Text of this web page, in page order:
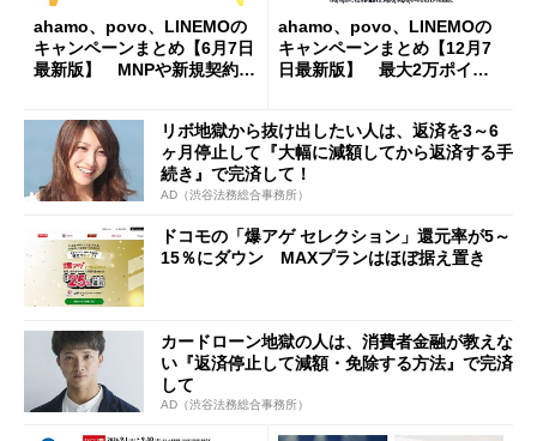
ahamo、povo、LINEMOの
キャンペーンまとめ【6月7日
最新版】 MNPや新規契約で
ahamo、povo、LINEMOの
キャンペーンまとめ【12月7
日最新版】 最大2万ポイン
リボ地獄から抜け出したい人は、返済を3～6
ヶ月停止して『大幅に減額してから返済する手
続き』で完済して！
AD（渋谷法務総合事務所）
ドコモの「爆アゲ セレクション」還元率が5～
15％にダウン MAXプランはほぼ据え置き
カードローン地獄の人は、消費者金融が教えな
い『返済停止して減額・免除する方法』で完済
して
AD（渋谷法務総合事務所）